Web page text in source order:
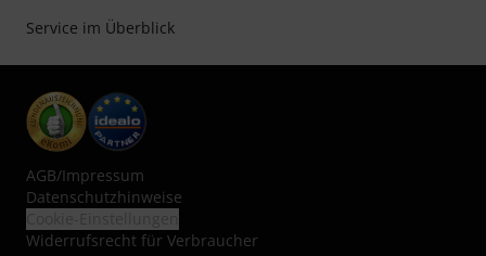
Service im Überblick
AGB/Impressum
Datenschutzhinweise
Widerrufsrecht für Verbraucher